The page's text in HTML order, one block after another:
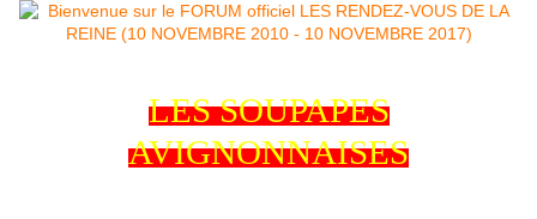
LES SOUPAPES
AVIGNONNAISES